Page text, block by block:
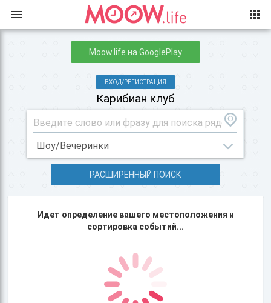
Moow.life на GooglePlay
ВХОД/РЕГИСТРАЦИЯ
Карибиан клуб
РАСШИРЕННЫЙ ПОИСК
Идет определение вашего местоположения и
сортировка событий...